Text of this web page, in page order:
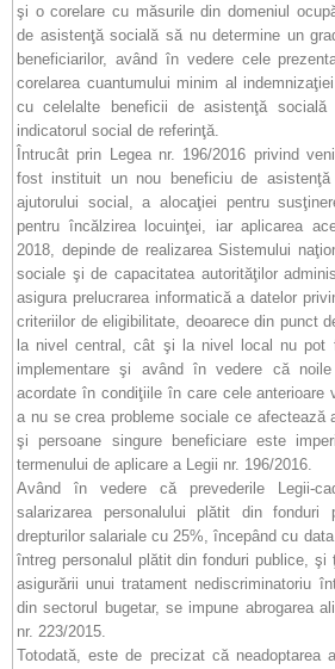
şi o corelare cu măsurile din domeniul
de asistenţă socială să nu determine un
beneficiarilor, având în vedere cele
corelarea cuantumului minim al
cu celelalte beneficii de asistenţă
indicatorul social de referinţă.
Întrucât prin Legea nr. 196/2016 privind
fost instituit un nou beneficiu de asistenţă
ajutorului social, a alocaţiei pentru
pentru încălzirea locuinţei, iar aplicarea
2018, depinde de realizarea Sistemului
sociale şi de capacitatea autorităţilor
asigura prelucrarea informatică a datelor
criteriilor de eligibilitate, deoarece din punct
la nivel central, cât şi la nivel local nu pot
implementare şi având în vedere că
acordate în condiţiile în care cele anterioare
a nu se crea probleme sociale ce afectează
şi persoane singure beneficiare este
termenului de aplicare a Legii nr. 196/2016.
Având în vedere că prevederile Legii-
salarizarea personalului plătit din fonduri
drepturilor salariale cu 25%, începând cu
întreg personalul plătit din fonduri publice, şi
asigurării unui tratament nediscriminatoriu
din sectorul bugetar, se impune abrogarea
nr. 223/2015.
Totodată, este de precizat că neadoptarea